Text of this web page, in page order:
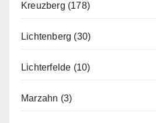
Kreuzberg (178)
Lichtenberg (30)
Lichterfelde (10)
Marzahn (3)